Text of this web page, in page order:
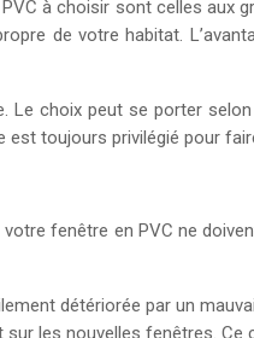
à choisir sont celles
de votre habitat.
choix peut se porter
toujours privilégié pour
fenêtre en PVC ne
détériorée par un
les nouvelles fenêtres.